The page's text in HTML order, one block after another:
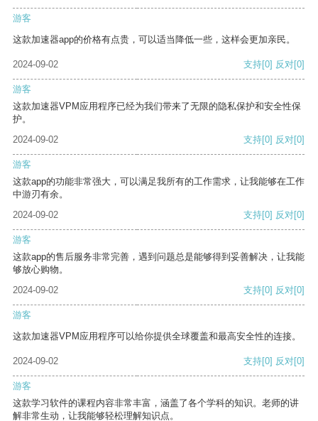
游客
这款加速器app的价格有点贵，可以适当降低一些，这样会更加亲民。
2024-09-02 支持[0] 反对[0]
游客
这款加速器VPM应用程序已经为我们带来了无限的隐私保护和安全性保
护。
2024-09-02
支持[0] 反对[0]
游客
这款app的功能非常强大，可以满足我所有的工作需求，让我能够在工作
中游刃有余。
2024-09-02
支持[0] 反对[0]
游客
这款app的售后服务非常完善，遇到问题总是能够得到妥善解决，让我能
够放心购物。
2024-09-02
支持[0] 反对[0]
游客
这款加速器VPM应用程序可以给你提供全球覆盖和最高安全性的连接。
2024-09-02 支持[0] 反对[0]
游客
这款学习软件的课程内容非常丰富，涵盖了各个学科的知识。老师的讲
解非常生动，让我能够轻松理解知识点。